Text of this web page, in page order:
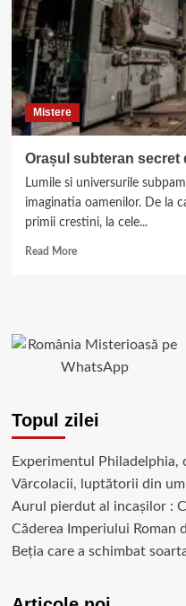
Mistere
Orașul subteran secret
Lumile si universurile
imaginatia oamenilor. De la
primii crestini, la cele...
Read MoreRead
de
sub
Topul zilei
Experimentul Philadelphia,
Vârcolacii, luptătorii din
Aurul pierdut al incașilor :
Căderea Imperiului Roman
Beția care a schimbat